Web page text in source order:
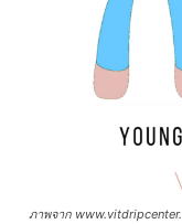
ภาพจาก